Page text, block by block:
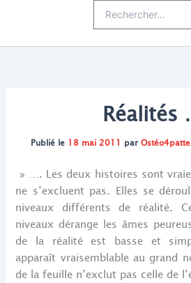
Publié le 18 mai 2011 par
» …. Les deux histoires sont
ne s’excluent pas. Elles se
niveaux différents de réalité.
niveaux dérange les âmes
de la réalité est basse et
apparaît vraisemblable au grand
de la feuille n’exclut pas celle de